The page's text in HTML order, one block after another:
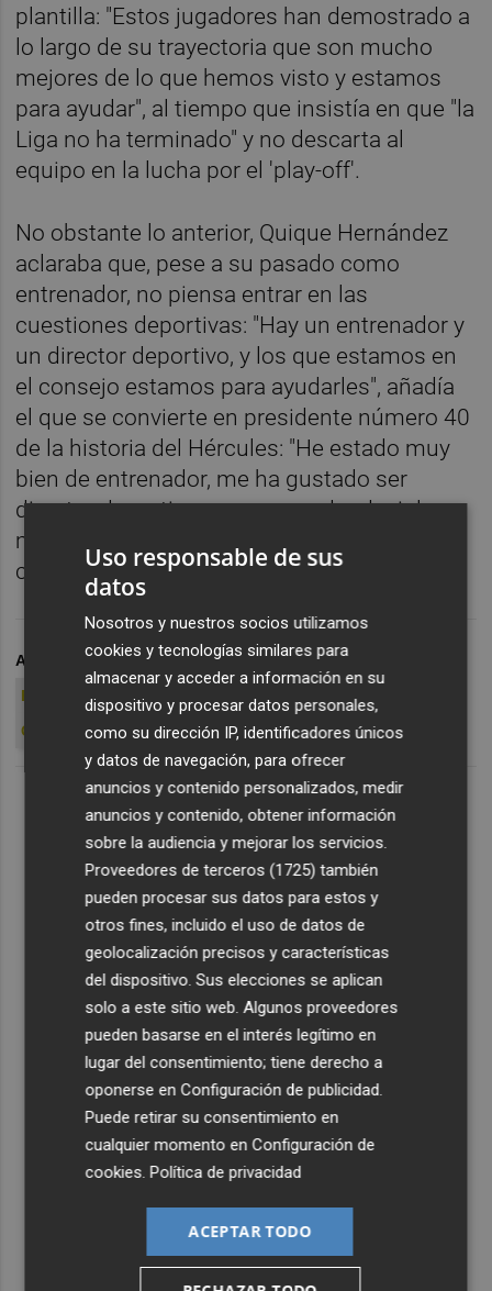
plantilla: "Estos jugadores han demostrado a
lo largo de su trayectoria que son mucho
mejores de lo que hemos visto y estamos
para ayudar", al tiempo que insistía en que "la
Liga no ha terminado" y no descarta al
equipo en la lucha por el 'play-off'.
No obstante lo anterior, Quique Hernández
aclaraba que, pese a su pasado como
entrenador, no piensa entrar en las
cuestiones deportivas: "Hay un entrenador y
un director deportivo, y los que estamos en
el consejo estamos para ayudarles", añadía
el que se convierte en presidente número 40
de la historia del Hércules: "He estado muy
bien de entrenador, me ha gustado ser
director deportivo y espero poder decir lo
mismo con el paso del tiempo de la labor
como presidente", concluyó.
ARCHIVADO EN HÉRCULES CF
JUAN CARLOS RAMÍREZ
ENRIQUE ORTIZ
JAVIER PORTILLO
JOSIP VISNJIC
CARLOS LUQUE
Uso responsable de sus
datos
Nosotros y nuestros socios utilizamos
cookies y tecnologías similares para
almacenar y acceder a información en su
dispositivo y procesar datos personales,
como su dirección IP, identificadores únicos
y datos de navegación, para ofrecer
anuncios y contenido personalizados, medir
anuncios y contenido, obtener información
sobre la audiencia y mejorar los servicios.
Proveedores de terceros (1725) también
pueden procesar sus datos para estos y
otros fines, incluido el uso de datos de
geolocalización precisos y características
del dispositivo. Sus elecciones se aplican
solo a este sitio web. Algunos proveedores
pueden basarse en el interés legítimo en
lugar del consentimiento; tiene derecho a
oponerse enConfiguración de publicidad.
Puede retirar su consentimiento en
cualquier momento enConfiguración de
cookies.Política de privacidad
ACEPTAR TODO